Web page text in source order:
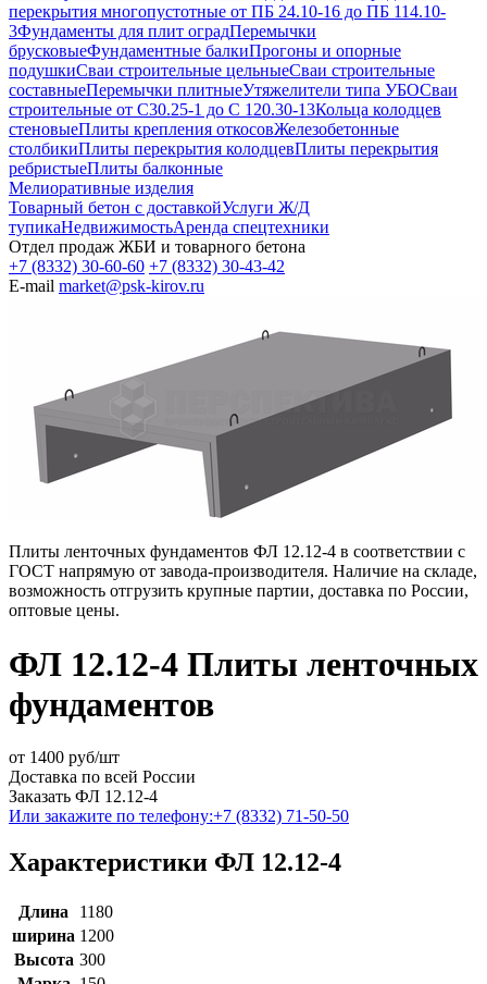
перекрытия многопустотные от ПБ 24.10-16 до ПБ 114.10-
3Фундаменты для плит оградПеремычки
брусковыеФундаментные балкиПрогоны и опорные
подушкиСваи строительные цельныеСваи строительные
составныеПеремычки плитныеУтяжелители типа УБОСваи
строительные от С30.25-1 до С 120.30-13Кольца колодцев
стеновыеПлиты крепления откосовЖелезобетонные
столбикиПлиты перекрытия колодцевПлиты перекрытия
ребристыеПлиты балконные
Мелиоративные изделия
Товарный бетон с доставкойУслуги Ж/Д
тупикаНедвижимостьАренда спецтехники
Отдел продаж ЖБИ и товарного бетона
+7 (8332) 30-60-60 +7 (8332) 30-43-42
E-mail market@psk-kirov.ru
Плиты ленточных фундаментов ФЛ 12.12-4 в соответствии с
ГОСТ напрямую от завода-производителя. Наличие на складе,
возможность отгрузить крупные партии, доставка по России,
оптовые цены.
ФЛ 12.12-4 Плиты ленточных
фундаментов
от 1400 руб/шт
Доставка по всей России
Заказать ФЛ 12.12-4
Или закажите по телефону:+7 (8332) 71-50-50
Характеристики ФЛ 12.12-4
Длина
1180
ширина 1200
Высота 300